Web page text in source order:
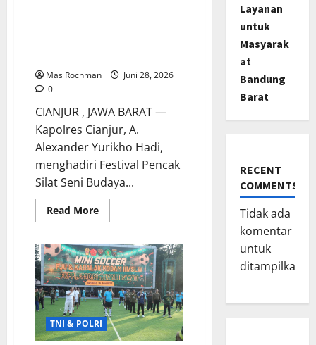
Mas Rochman
Juni 28, 2026
0
CIANJUR , JAWA BARAT —
Kapolres Cianjur, A.
Alexander Yurikho Hadi,
menghadiri Festival Pencak
Silat Seni Budaya...
Read MoreRead
more
Cianjur
Hadiri
Festival
Pencak
Silat
Seni
Budaya
Kapolsek
Cibeber
Cup
TNI & POLRI
Layanan
untuk
Masyarak
at
Bandung
Barat
RECENT
COMMENTS
Tidak ada
komentar
untuk
ditampilkan.